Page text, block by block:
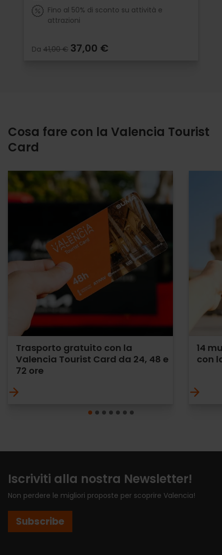
Fino al 50% di sconto su attività e
attrazioni
Da 41,00 € 37,00 €
Cosa fare con la Valencia Tourist
Card
Trasporto gratuito con la
Valencia Tourist Card da 24, 48 e
72 ore
14
con
Iscriviti alla nostra Newsletter!
Non perdere le migliori proposte per scoprire Valencia!
Subscribe